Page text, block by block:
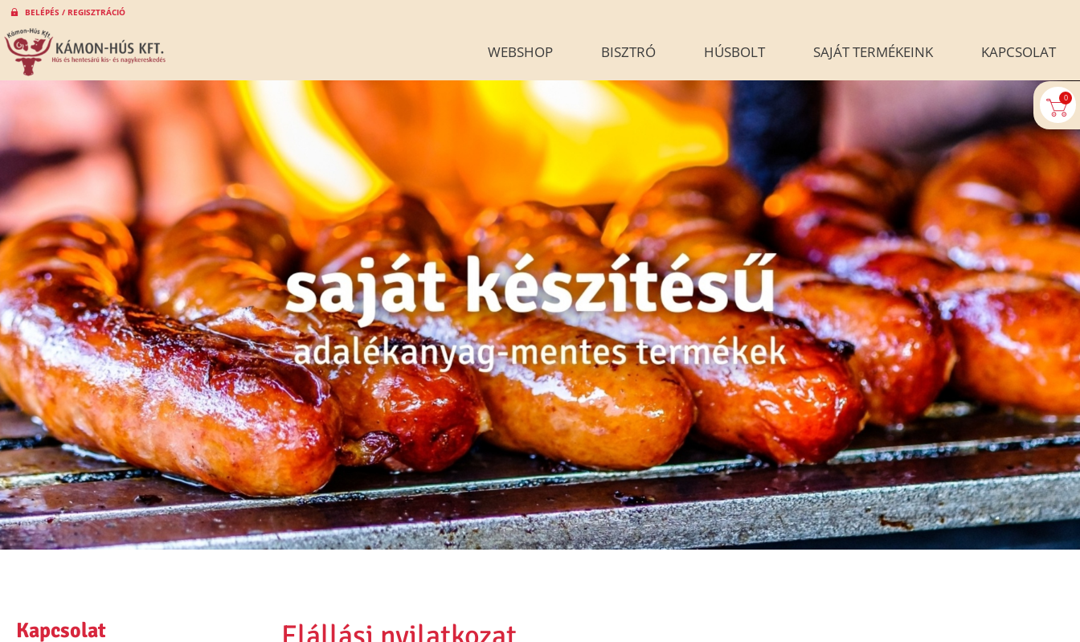
BELÉPÉS / REGISZTRÁCIÓ
0
WEBSHOP BISZTRÓ
KÉSZÉTELEINK
GALÉRIA
HÚSBOLT
HÚSÁRU-AUTOMATA
BLOG
GALÉRIA
SAJÁT TERMÉKEINK KAPCSOLAT
Kapcsolat